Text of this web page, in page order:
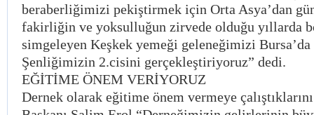
beraberliğimizi pekiştirmek için Orta Asya’dan
fakirliğin ve yoksulluğun zirvede olduğu yıllarda
simgeleyen Keşkek yemeği geleneğimizi
Şenliğimizin 2.cisini gerçekleştiriyoruz” dedi.
EĞİTİME ÖNEM VERİYORUZ
Dernek olarak eğitime önem vermeye